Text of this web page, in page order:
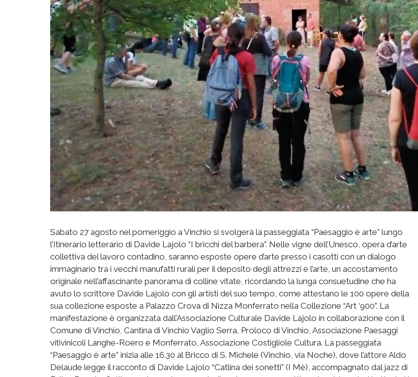
Sabato 27 agosto nel pomeriggio a Vinchio si svolgerà la passeggiata “Paesaggio è arte” lungo
l’Itinerario letterario di Davide Lajolo “I bricchi del barbera”. Nelle vigne dell’Unesco, opera d’arte
collettiva del lavoro contadino, saranno esposte opere d’arte presso i casotti con un dialogo
immaginario tra i vecchi manufatti rurali per il deposito degli attrezzi e l’arte, un accostamento
originale nell’affascinante panorama di colline vitate, ricordando la lunga consuetudine che ha
avuto lo scrittore Davide Lajolo con gli artisti del suo tempo, come attestano le 100 opere della
sua collezione esposte a Palazzo Crova di Nizza Monferrato nella Collezione “Art ‘900”. La
manifestazione è organizzata dall’Associazione Culturale Davide Lajolo in collaborazione con il
Comune di Vinchio, Cantina di Vinchio Vaglio Serra, Proloco di Vinchio, Associazione Paesaggi
vitivinicoli Langhe-Roero e Monferrato, Associazione Costigliole Cultura. La passeggiata
“Paesaggio è arte” inizia alle 16.30 al Bricco di S. Michele (Vinchio, via Noche), dove l’attore Aldo
Delaude legge il racconto di Davide Lajolo “Catlina dei sonetti” (I Mè), accompagnato dal jazz di